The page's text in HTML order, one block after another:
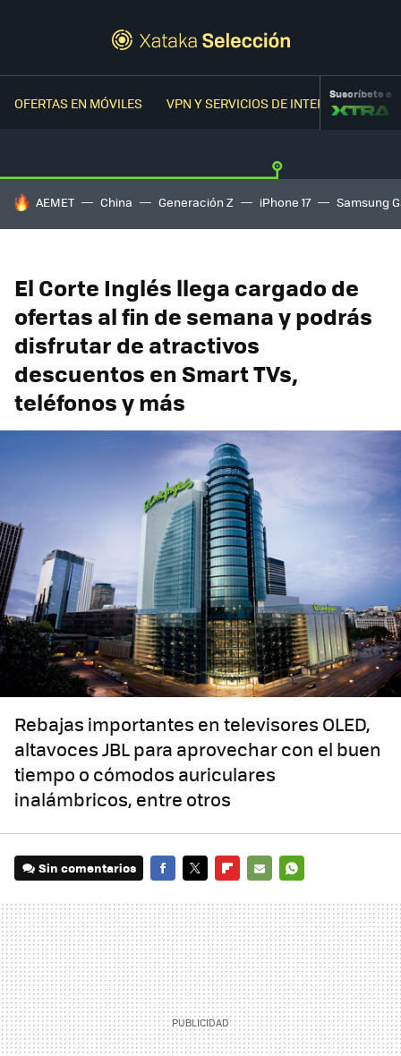
OFERTAS EN MÓVILES VPN Y SERVICIOS DE INTERNETSuscríbete a
HOY SE HABLA DE
AEMET China Generación Z iPhone 17 Samsung
El Corte Inglés llega cargado de
ofertas al fin de semana y podrás
disfrutar de atractivos
descuentos en Smart TVs,
teléfonos y más
Rebajas importantes en televisores OLED,
altavoces JBL para aprovechar con el buen
tiempo o cómodos auriculares
inalámbricos, entre otros
Sin comentarios
MAIL